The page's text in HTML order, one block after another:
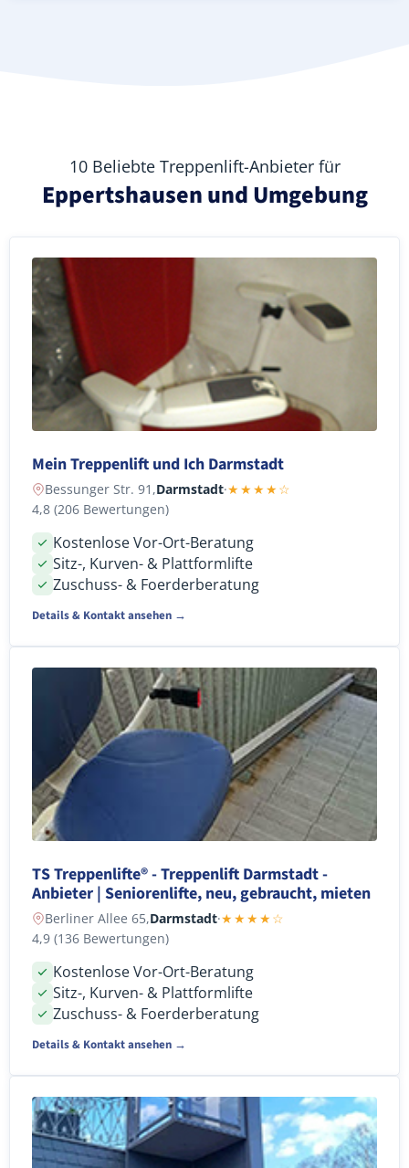
10 Beliebte Treppenlift-Anbieter für
Eppertshausen und Umgebung
Mein Treppenlift und Ich Darmstadt
Bessunger Str. 91,Darmstadt·★★★★☆
4,8 (206 Bewertungen)
Kostenlose Vor-Ort-Beratung
Sitz-, Kurven- & Plattformlifte
Zuschuss- & Foerderberatung
Details & Kontakt ansehen →
TS Treppenlifte® - Treppenlift Darmstadt -
Anbieter | Seniorenlifte, neu, gebraucht, mieten
Berliner Allee 65,Darmstadt·★★★★☆
4,9 (136 Bewertungen)
Kostenlose Vor-Ort-Beratung
Sitz-, Kurven- & Plattformlifte
Zuschuss- & Foerderberatung
Details & Kontakt ansehen →